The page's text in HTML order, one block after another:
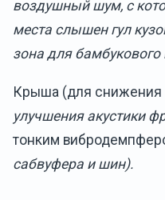
воздушный шум, с
места слышен гул
зона для бамбукового
Крыша (для снижения
улучшения акустики
тонким
сабвуфера и шин).